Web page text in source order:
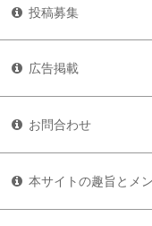
投稿募集
広告掲載
お問合わせ
本サイトの趣旨とメ